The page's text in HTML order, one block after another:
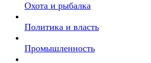
Охота и рыбалка
Политика и власть
Промышленность